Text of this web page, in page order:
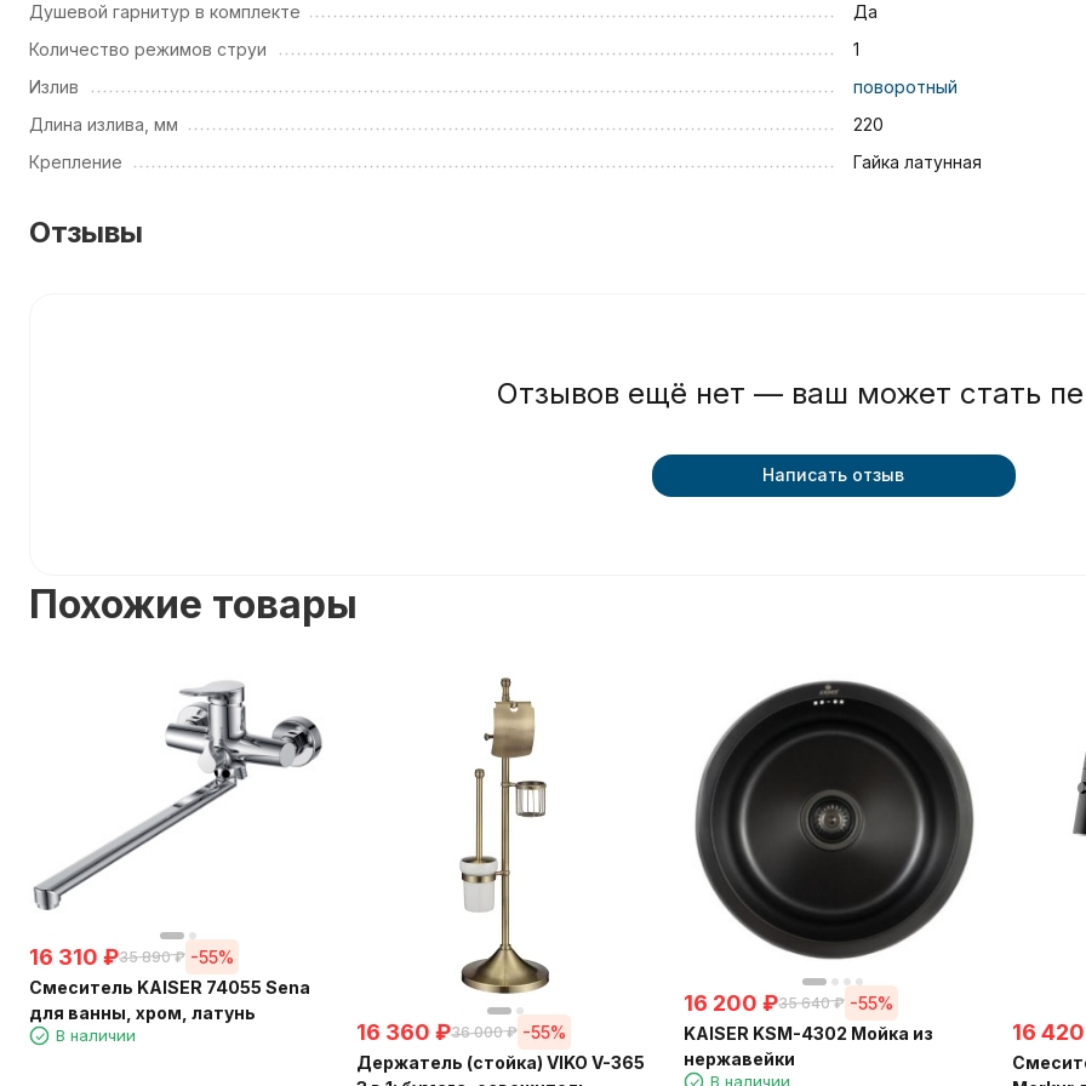
Душевой гарнитур в комплекте
Да
Количество режимов струи
1
Излив
поворотный
Длина излива, мм
220
Крепление
Гайка латунная
Отзывы
Отзывов ещё нет — ваш может стать
Написать отзыв
Похожие товары
16 310 ₽35 890 ₽ -55%
Смеситель KAISER 74055 Sena
для ванны, хром, латунь
В наличии 16 360 ₽36 000 ₽ -55%
Держатель (стойка) VIKO V-365
16 200 ₽35 640 ₽ -55%
KAISER KSM-4302 Мойка из
нержавейки
В наличии
16 420